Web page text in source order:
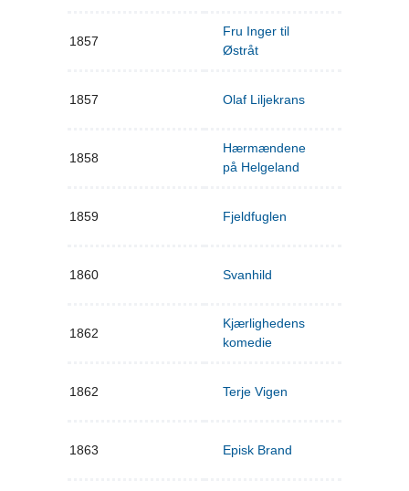
1857
Fru Inger til
Østråt
1857 Olaf Liljekrans
1858
Hærmændene
på Helgeland
1859 Fjeldfuglen
1860 Svanhild
1862
Kjærlighedens
komedie
1862 Terje Vigen
1863 Episk Brand